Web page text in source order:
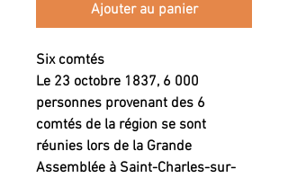
Ajouter au panier
Six comtés
Le 23 octobre 1837, 6 000
personnes provenant des 6
comtés de la région se sont
réunies lors de la Grande
Assemblée à Saint-Charles-sur-